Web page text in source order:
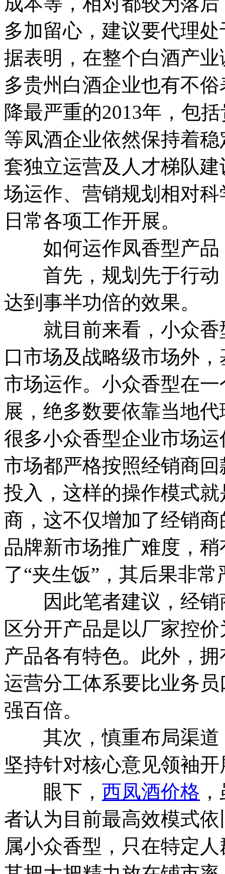
多加留心，建议要代理
据表明，在整个白酒产
多贵州白酒企业也有不
降最严重的2013年，包
等凤酒企业依然保持着
套独立运营及人才梯队
场运作、营销规划相对
日常各项工作开展。
如何运作凤香型产品
首先，规划先于行动
达到事半功倍的效果。
就目前来看，小众香
口市场及战略级市场外
市场运作。小众香型在
展，绝多数要依靠当地
很多小众香型企业市场
市场都严格按照经销商
投入，这样的操作模式
商，这不仅增加了经销
品牌新市场推广难度，
了“夹生饭”，其后果非常
因此笔者建议，经销
区分开产品是以厂家控
产品各有特色。此外，
运营分工体系要比业务
强百倍。
其次，慎重布局渠道
坚持针对核心意见领袖
眼下， 西凤酒价格
者认为目前最高效模式
属小众香型，只在特定